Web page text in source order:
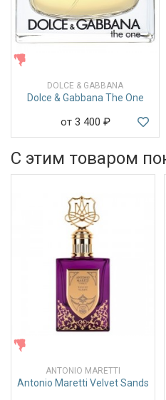
DOLCE & GABBANA
Dolce & Gabbana The One
от 3 400 ₽
С этим товаром
ANTONIO MARETTI
Antonio Maretti Velvet Sands